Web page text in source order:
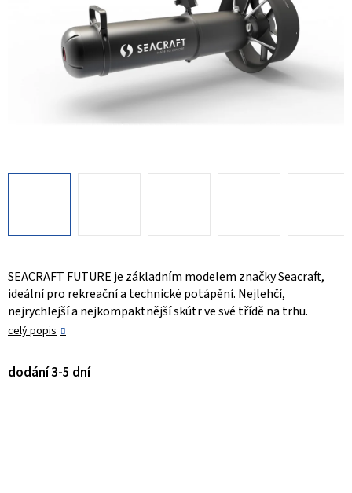
SEACRAFT FUTURE je základním modelem značky Seacraft,
ideální pro rekreační a technické potápění. Nejlehčí,
nejrychlejší a nejkompaktnější skútr ve své třídě na trhu.
celý popis
dodání 3-5 dní